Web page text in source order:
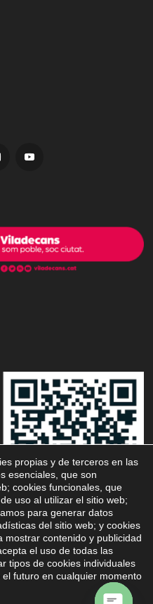
2026. Disseny webNivel
propias y de terceros en las
esenciales, que son
cookies funcionales, que
uso al utilizar el sitio web;
para generar datos
del sitio web; y cookies
mostrar contenido y publicidad
el uso de todas las
tipos de cookies individuales
futuro en cualquier momento